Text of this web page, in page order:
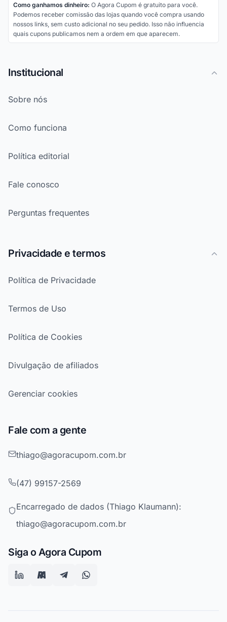
Como ganhamos dinheiro: O Agora Cupom é gratuito para você.
Podemos receber comissão das lojas quando você compra usando
nossos links, sem custo adicional no seu pedido. Isso não influencia
quais cupons publicamos nem a ordem em que aparecem.
Institucional
Sobre nós
Como funciona
Política editorial
Fale conosco
Perguntas frequentes
Privacidade e termos
Política de Privacidade
Termos de Uso
Política de Cookies
Divulgação de afiliados
Gerenciar cookies
Fale com a gente
thiago@agoracupom.com.br
(47) 99157-2569
Encarregado de dados (Thiago Klaumann):
thiago@agoracupom.com.br
Siga o Agora Cupom